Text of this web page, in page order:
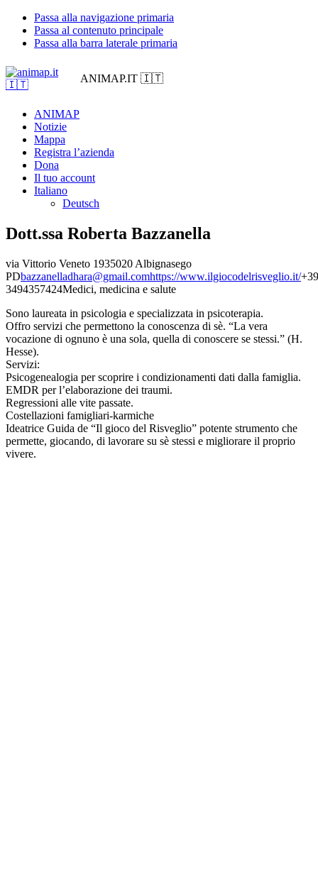
Passa alla navigazione primaria
Passa al contenuto principale
Passa alla barra laterale primaria
ANIMAP.IT 🇮🇹
ANIMAP
Notizie
Mappa
Registra l’azienda
Dona
Il tuo account
Italiano
Deutsch
Dott.ssa Roberta Bazzanella
via Vittorio Veneto 1935020 Albignasego
PDbazzanelladhara@gmail.comhttps://www.ilgiocodelrisveglio.it/+39
3494357424Medici, medicina e salute
Sono laureata in psicologia e specializzata in psicoterapia.
Offro servizi che permettono la conoscenza di sè. “La vera
vocazione di ognuno è una sola, quella di conoscere se stessi.” (H.
Hesse).
Servizi:
Psicogenealogia per scoprire i condizionamenti dati dalla famiglia.
EMDR per l’elaborazione dei traumi.
Regressioni alle vite passate.
Costellazioni famigliari-karmiche
Ideatrice Guida de “Il gioco del Risveglio” potente strumento che
permette, giocando, di lavorare su sè stessi e migliorare il proprio
vivere.